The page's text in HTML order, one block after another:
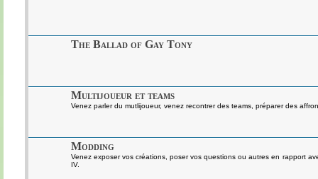
The Ballad of Gay Tony
Multijoueur et teams
Venez parler du mutlijoueur, venez recontrer des teams, préparer des
Modding
Venez exposer vos créations, poser vos questions ou autres en rapport
IV.